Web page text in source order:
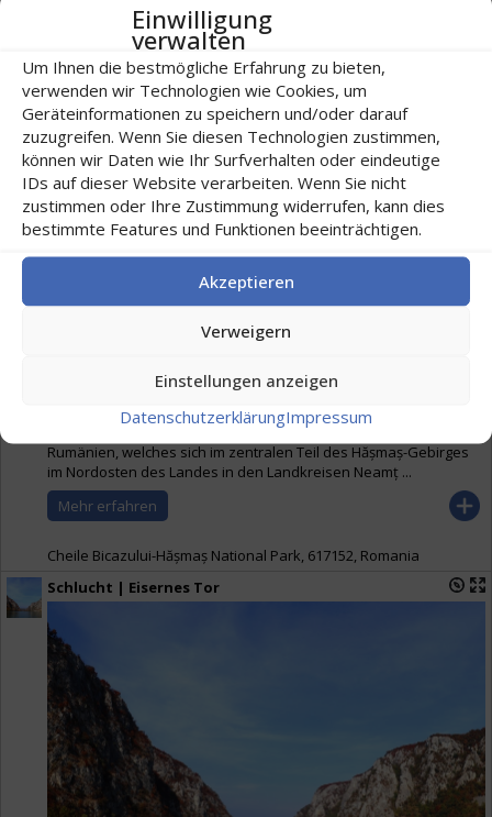
Einwilligung
verwalten
Um Ihnen die bestmögliche Erfahrung zu bieten,
verwenden wir Technologien wie Cookies, um
Geräteinformationen zu speichern und/oder darauf
zuzugreifen. Wenn Sie diesen Technologien zustimmen,
können wir Daten wie Ihr Surfverhalten oder eindeutige
IDs auf dieser Website verarbeiten. Wenn Sie nicht
zustimmen oder Ihre Zustimmung widerrufen, kann dies
bestimmte Features und Funktionen beeinträchtigen.
Akzeptieren
Verweigern
Einstellungen anzeigen
DatenschutzerklärungImpressum
MapsMarker.com|Karte: ©LocationIQ
Schlucht | Bicazului-Hasmas
Diese Schlucht ist ein besonderes malerisches Gebiet in
Rumänien, welches sich im zentralen Teil des Hășmaș-Gebirges
im Nordosten des Landes in den Landkreisen Neamț ...
Mehr erfahren
Cheile Bicazului-Hășmaș National Park, 617152, Romania
Schlucht | Eisernes Tor